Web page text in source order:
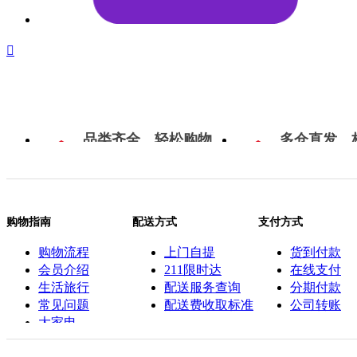

品类齐全，轻松购物 多仓直发，
购物指南
购物流程
会员介绍
生活旅行
常见问题
大家电
联系客服
配送方式
上门自提
211限时达
配送服务查询
配送费收取标准
支付方式
货到付款
在线支付
分期付款
公司转账